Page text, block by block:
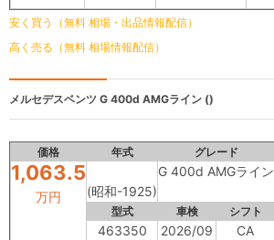
安く買う（無料 相場・出品情報配信）
高く売る（無料 相場情報配信）
メルセデスベンツ G 400d AMGライン ()
価格 年式 グレード
1,063.5
万円 (昭和-1925)
G 400d AMGライン
型式 車検 シフト
463350 2026/09 CA